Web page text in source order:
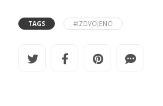
TAGS #IZDVOJENO